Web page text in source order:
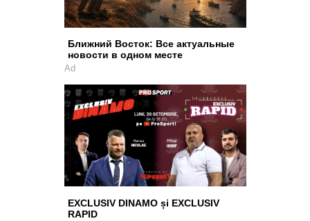
Ближний Восток: Все актуальные
новости в одном месте
Ad
EXCLUSIV DINAMO și EXCLUSIV
RAPID